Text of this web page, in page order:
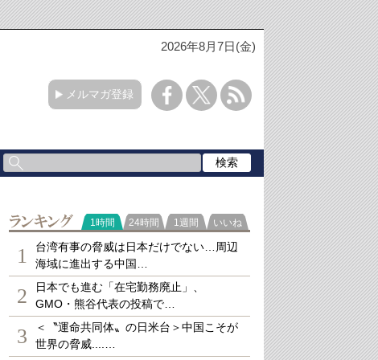
2026年8月7日(金)
メルマガ登録
ランキング
1時間 24時間 1週間 いいね
1
台湾有事の脅威は日本だけでない…周辺
海域に進出する中国…
2
日本でも進む「在宅勤務廃止」、
GMO・熊谷代表の投稿で…
3
＜〝運命共同体〟の日米台＞中国こそが
世界の脅威....…